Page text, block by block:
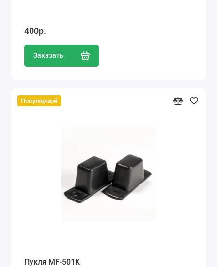
400р.
Заказать
Популярный
Пукля MF-501K